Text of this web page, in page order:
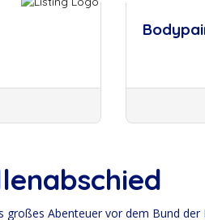
merken
großes Abenteuer vor dem Bund